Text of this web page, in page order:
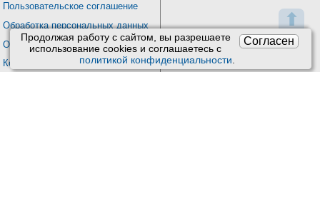
⬆
Согласен
Продолжая работу с сайтом, вы разрешаете
использование сookies и соглашаетесь с
политикой конфиденциальности.
Пользовательское соглашение
Обработка персональных данных
О проекте Киберис
Контакты